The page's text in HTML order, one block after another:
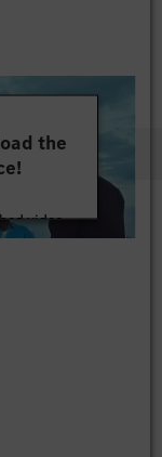
the
video
activity.